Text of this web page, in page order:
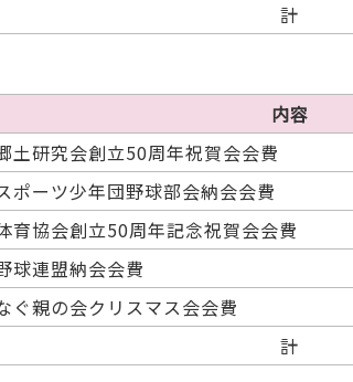
計
内容
土研究会創立50周年祝賀会会費
ポーツ少年団野球部会納会会費
育協会創立50周年記念祝賀会会費
球連盟納会会費
ぐ親の会クリスマス会会費
計